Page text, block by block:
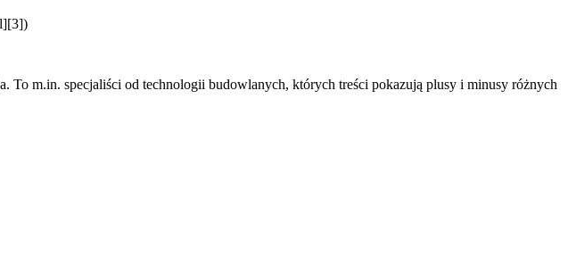
To m.in. specjaliści od technologii budowlanych, których treści pokazują plusy i minusy różnych